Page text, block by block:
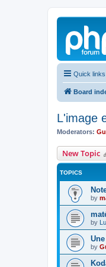
Quick links
Board
L'image
Moderators:
New Topic
TOPICS
by
by
by